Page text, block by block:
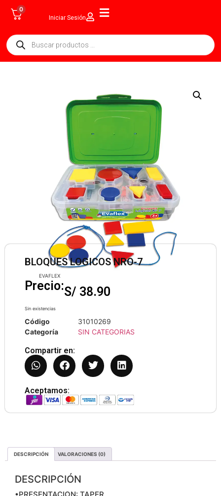
0
Iniciar Sesión
BLOQUES LOGICOS NRO-7
EVAFLEX
Precio:S/ 38.90
Sin existencias
Código
31010269
Categoría
SIN CATEGORIAS
Compartir en:
Aceptamos:
DESCRIPCIÓN VALORACIONES (0)
DESCRIPCIÓN